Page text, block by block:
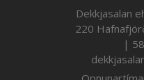
Dekkjasalan
220
|